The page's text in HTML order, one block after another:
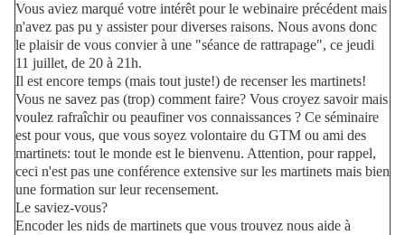
Vous aviez marqué votre intérêt pour le webinaire précédent mais
n'avez pas pu y assister pour diverses raisons. Nous avons donc
le plaisir de vous convier à une "séance de rattrapage", ce jeudi
11 juillet, de 20 à 21h.
Il est encore temps (mais tout juste!) de recenser les martinets!
Vous ne savez pas (trop) comment faire? Vous croyez savoir mais
voulez rafraîchir ou peaufiner vos connaissances ? Ce séminaire
est pour vous, que vous soyez volontaire du GTM ou ami des
martinets: tout le monde est le bienvenu. Attention, pour rappel,
ceci n'est pas une conférence extensive sur les martinets mais bien
une formation sur leur recensement.
Le saviez-vous?
Encoder les nids de martinets que vous trouvez nous aide à